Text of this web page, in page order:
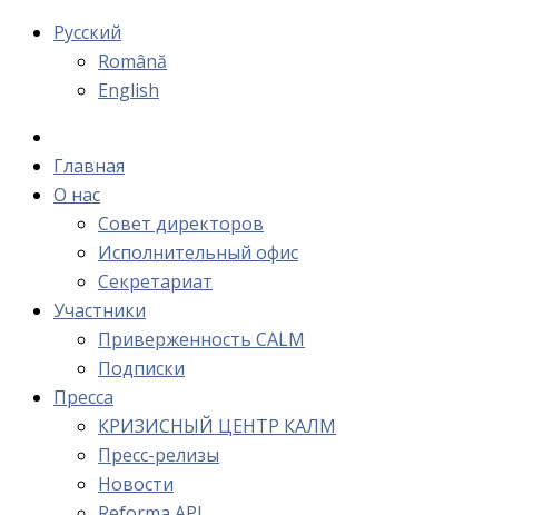
Русский
Română
English
Главная
О нас
Cовет директоров
Исполнительный офис
Cекретариат
Участники
Приверженность CALM
Подписки
Пресса
КРИЗИСНЫЙ ЦЕНТР КАЛМ
Пресс-релизы
Новости